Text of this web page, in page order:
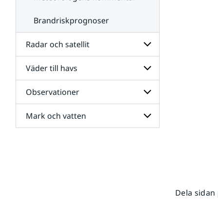
Brandriskprognoser
Radar och satellit
Undersidor
för
Radar
och
satellit
Väder till havs
Undersidor
för
Väder
till
havs
Observationer
Undersidor
för
Mark och vatten
Dela sidan